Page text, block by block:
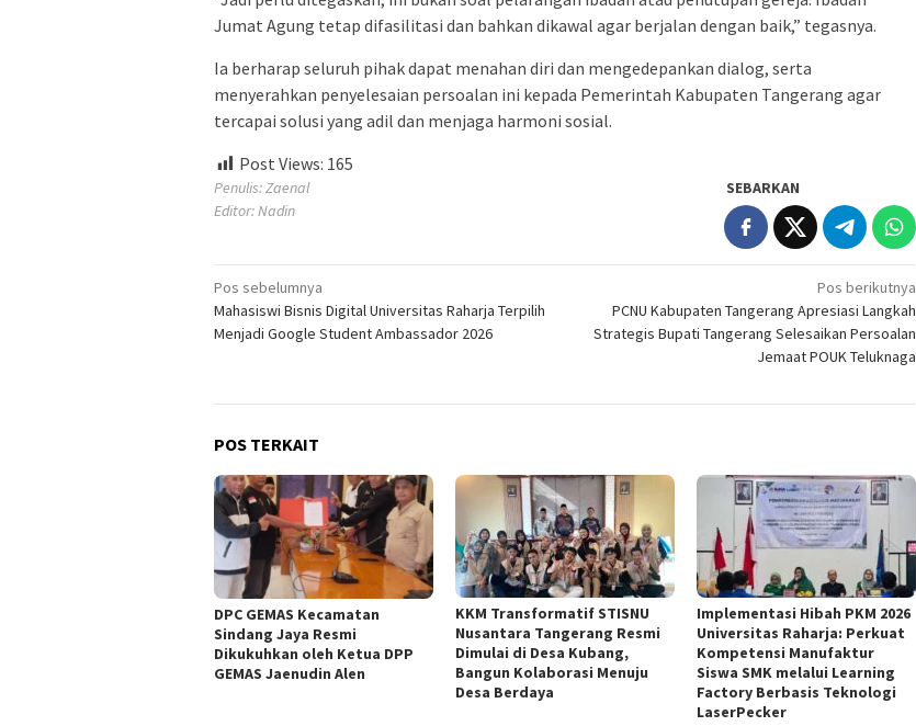
Jumat Agung tetap difasilitasi dan bahkan dikawal agar berjalan dengan baik,” tegasnya.
Ia berharap seluruh pihak dapat menahan diri dan mengedepankan dialog, serta
menyerahkan penyelesaian persoalan ini kepada Pemerintah Kabupaten Tangerang agar
tercapai solusi yang adil dan menjaga harmoni sosial.
Post Views: 165
Penulis: Zaenal
Editor: Nadin
SEBARKAN
Navigasi
pos
Pos sebelumnya
Mahasiswi Bisnis Digital Universitas Raharja Terpilih
Menjadi Google Student Ambassador 2026
Pos berikutnya
PCNU Kabupaten Tangerang Apresiasi Langkah
Strategis Bupati Tangerang Selesaikan Persoalan
Jemaat POUK Teluknaga
POS TERKAIT
DPC GEMAS Kecamatan
Sindang Jaya Resmi
Dikukuhkan oleh Ketua DPP
GEMAS Jaenudin Alen
KKM Transformatif STISNU
Nusantara Tangerang Resmi
Dimulai di Desa Kubang,
Bangun Kolaborasi Menuju
Desa Berdaya
Implementasi Hibah PKM 2026
Universitas Raharja: Perkuat
Kompetensi Manufaktur
Siswa SMK melalui Learning
Factory Berbasis Teknologi
LaserPecker